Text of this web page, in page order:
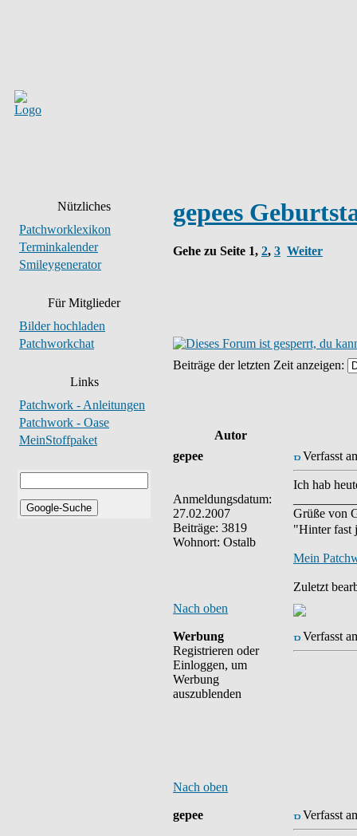
Nützliches
Patchworklexikon
Terminkalender
Smileygenerator
Für Mitglieder
Bilder hochladen
Patchworkchat
Links
Patchwork - Anleitungen
Patchwork - Oase
MeinStoffpaket
gepees
Gehe zu Seite 1, 2, 3 Weiter
Beiträge der letzten Zeit anzeigen:
Autor
gepee
Anmeldungsdatum:
27.02.2007
Beiträge: 3819
Wohnort: Ostalb
Verfasst
Ich hab
Grüße von
"Hinter fast
Mein
Zuletzt
Nach oben
Werbung
Registrieren oder
Einloggen, um
Werbung
auszublenden
Verfasst
Nach oben
gepee Verfasst